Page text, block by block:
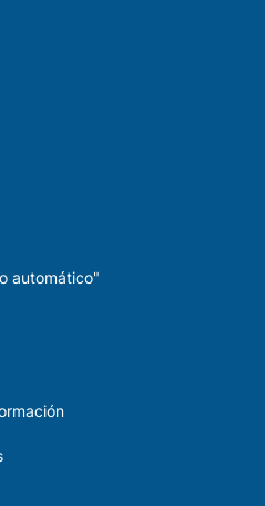
automático"